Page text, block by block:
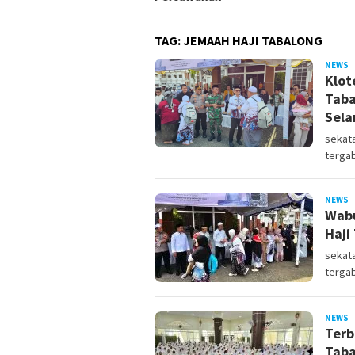
TAG:JEMAAH HAJI TABALONG
NEWS
NEWS
Haji
NEWS